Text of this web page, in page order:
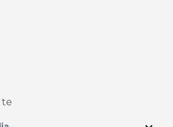
su youtube
su instagram
te